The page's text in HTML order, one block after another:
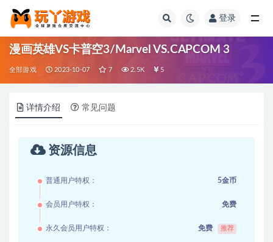
登录
漫画英雄VS卡普空3/Marvel VS.CAPCOM 3
全部游戏 2023-10-07 7 2.5K 5
详情介绍 常见问题
资源信息
普通用户特权： 5金币
会员用户特权： 免费
永久会员用户特权： 免费 推荐